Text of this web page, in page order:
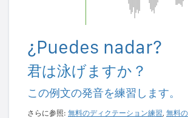
¿Puedes nadar?
君は泳げますか？
この例文の発音を練習します。
さらに参照: 無料のディクテーション練習, 無料